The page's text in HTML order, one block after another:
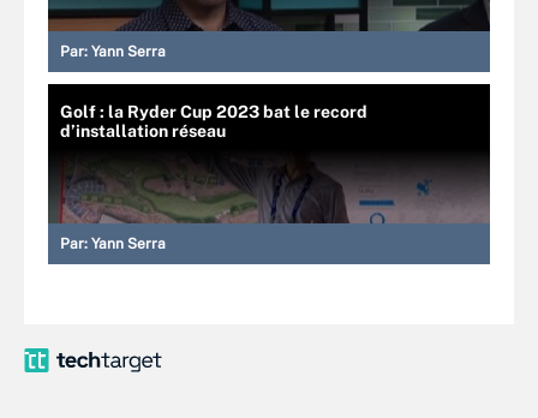
Par: Yann Serra
Golf : la Ryder Cup 2023 bat le record
d’installation réseau
Par: Yann Serra